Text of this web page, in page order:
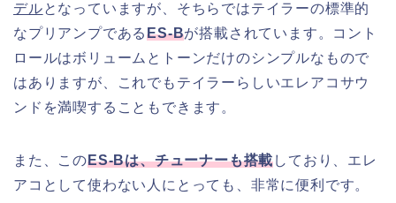
デルとなっていますが、そちらではテイラーの標準的
なプリアンプであるES-Bが搭載されています。コント
ロールはボリュームとトーンだけのシンプルなもので
はありますが、これでもテイラーらしいエレアコサウ
ンドを満喫することもできます。
また、このES-Bは、チューナーも搭載しており、エレ
アコとして使わない人にとっても、非常に便利です。